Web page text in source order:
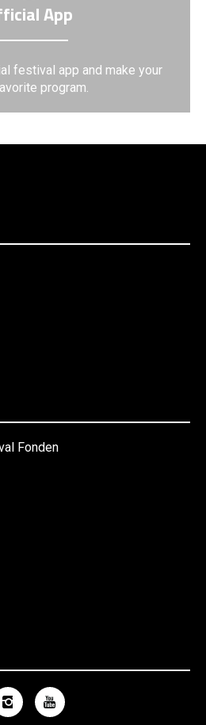
App
festival app and make your
program.
Fonden